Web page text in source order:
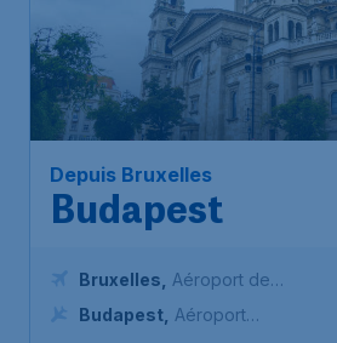
Depuis Bruxelles
Budapest
Bruxelles
Aéroport de
Bruxelles-National
Budapest Aéroport